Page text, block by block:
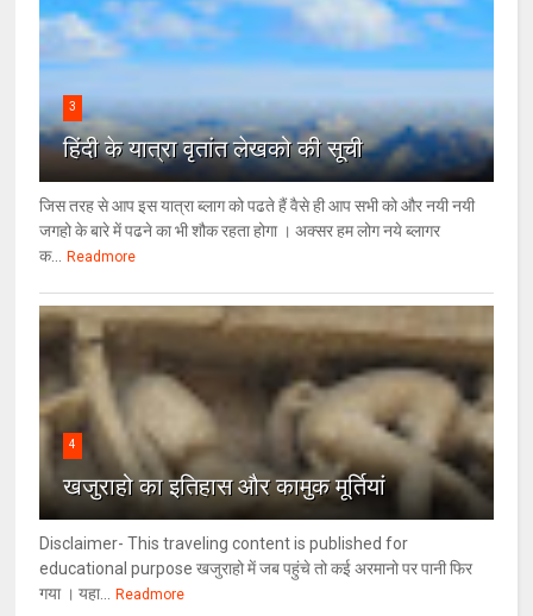
3
हिंदी के यात्रा वृतांत लेखको की सूची
जिस तरह से आप इस यात्रा ब्लाग को पढते हैं वैसे ही आप सभी को और नयी नयी
जगहो के बारे में पढने का भी शौक रहता होगा । अक्सर हम लोग नये ब्लागर
क...
Readmore
4
खजुराहो का इतिहास और कामुक मूर्तियां
Disclaimer- This traveling content is published for
educational purpose खजुराहो में जब पहुंचे तो कई अरमानो पर पानी फिर
गया । यहा...
Readmore